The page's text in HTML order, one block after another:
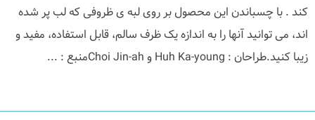
کند . با چسباندن این محصول بر روی لبه ی ظروفی که لب پر شده
اند، می توانید آنها را به اندازه یک ظرف سالم، قابل استفاده، مفید و
زیبا کنید.طراحان : Huh Ka-young و Choi Jin-ahمنبع : ...